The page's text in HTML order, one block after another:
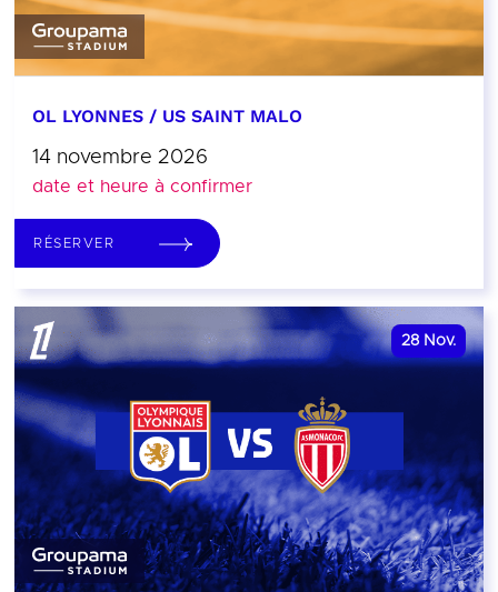
OL LYONNES / US SAINT MALO
14 novembre 2026
date et heure à confirmer
RÉSERVER
28 Nov.